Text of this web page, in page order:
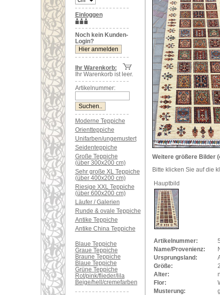
Einloggen
Noch kein Kunden-
Login?
Ihr Warenkorb:
Ihr Warenkorb ist leer.
Artikelnummer:
Moderne Teppiche
Orientteppiche
Unifarben/ungemustert
Seidenteppiche
Große Teppiche
(über 300x200 cm)
Sehr große XL Teppiche
(über 400x200 cm)
Riesige XXL Teppiche
(über 600x200 cm)
Läufer / Galerien
Runde & ovale Teppiche
Antike Teppiche
Antike China Teppiche
Blaue Teppiche
Graue Teppiche
Braune Teppiche
Blaue Teppiche
Grüne Teppiche
Rot/pink/flieder/lila
Beige/hell/cremefarben
Weitere größere Bilder
Bitte klicken Sie auf die
Hauptbild
Artikelnummer:
Name/Provenienz:
Ursprungsland:
Größe:
Alter:
Flor:
Musterung: